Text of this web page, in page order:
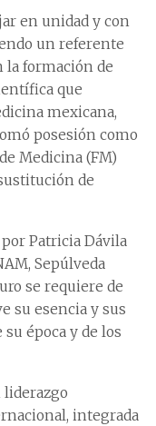
en unidad y con
un referente
formación de
que
mexicana,
posesión como
Medicina (FM)
de
Patricia Dávila
Sepúlveda
se requiere de
su esencia y sus
época y de los
liderazgo
integrada